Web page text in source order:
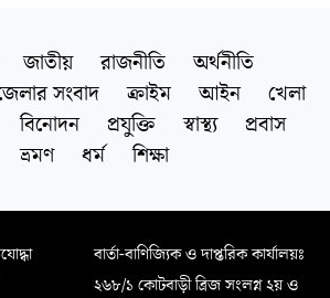
জাতীয় রাজনীতি
অর্থনীতি
সংবাদ ক্রাইম আইন
খেলা
বিনোদন প্রযুক্তি স্বাস্থ্য
প্রবাস
ভ্রমণ
ধর্ম শিক্ষা
বার্তা-বাণিজ্যিক ও দাপ্তরিক কার্যালয়ঃ
২৬৮/১ কোটবাড়ী ব্রিজ সংলগ্ন ২য় ও